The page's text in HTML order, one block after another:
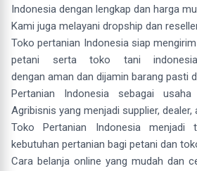
Indonesia dengan lengkap dan harga
Kami juga melayani dropship dan
Toko pertanian Indonesia siap
petani serta toko tani
dengan aman dan dijamin barang pasti
Pertanian Indonesia sebagai
Agribisnis yang menjadi supplier, dealer,
Toko Pertanian Indonesia menjadi
kebutuhan pertanian bagi petani dan
Cara belanja online yang mudah dan